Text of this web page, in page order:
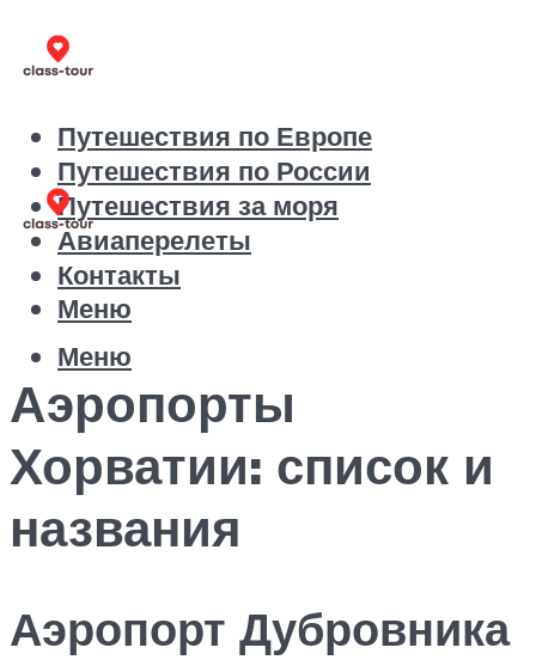
Путешествия по Европе
Путешествия по России
Путешествия за моря
Авиаперелеты
Контакты
Меню
Меню
Аэропорты
Хорватии: список и
названия
Аэропорт Дубровника